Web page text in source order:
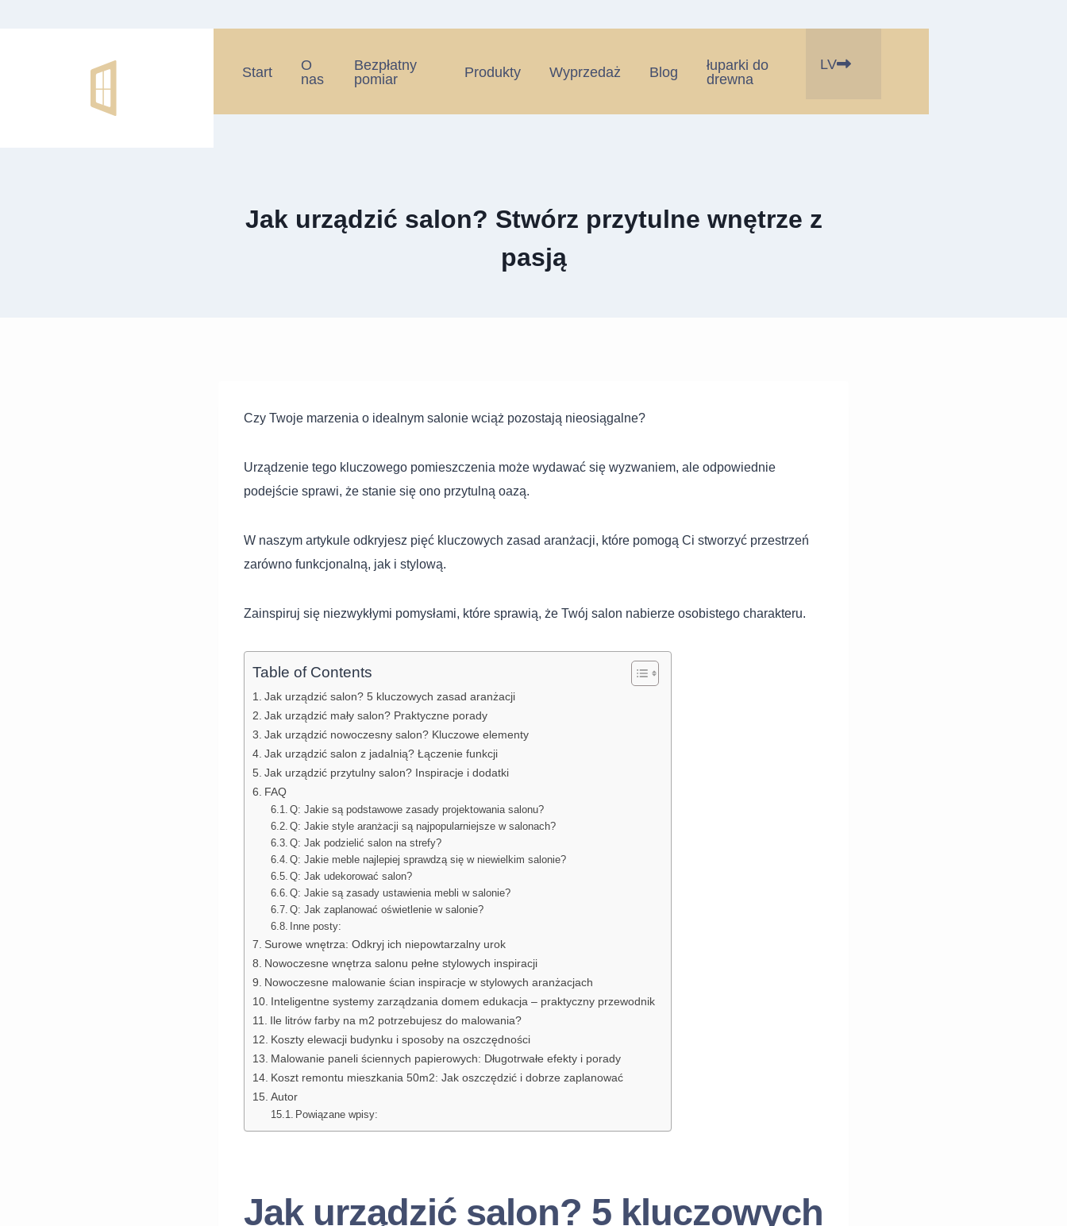
Start
O
nas
Bezpłatny
pomiar
Produkty Wyprzedaż Blog
łuparki do
drewna
LV
Jak urządzić salon? Stwórz przytulne wnętrze z
pasją
Czy Twoje marzenia o idealnym salonie wciąż pozostają nieosiągalne?
Urządzenie tego kluczowego pomieszczenia może wydawać się wyzwaniem, ale odpowiednie
podejście sprawi, że stanie się ono przytulną oazą.
W naszym artykule odkryjesz pięć kluczowych zasad aranżacji, które pomogą Ci stworzyć przestrzeń
zarówno funkcjonalną, jak i stylową.
Zainspiruj się niezwykłymi pomysłami, które sprawią, że Twój salon nabierze osobistego charakteru.
Table of Contents
Jak urządzić salon? 5 kluczowych zasad aranżacji
Jak urządzić mały salon? Praktyczne porady
Jak urządzić nowoczesny salon? Kluczowe elementy
Jak urządzić salon z jadalnią? Łączenie funkcji
Jak urządzić przytulny salon? Inspiracje i dodatki
FAQ
Q: Jakie są podstawowe zasady projektowania salonu?
Q: Jakie style aranżacji są najpopularniejsze w salonach?
Q: Jak podzielić salon na strefy?
Q: Jakie meble najlepiej sprawdzą się w niewielkim salonie?
Q: Jak udekorować salon?
Q: Jakie są zasady ustawienia mebli w salonie?
Q: Jak zaplanować oświetlenie w salonie?
Inne posty:
Surowe wnętrza: Odkryj ich niepowtarzalny urok
Nowoczesne wnętrza salonu pełne stylowych inspiracji
Nowoczesne malowanie ścian inspiracje w stylowych aranżacjach
Inteligentne systemy zarządzania domem edukacja – praktyczny przewodnik
Ile litrów farby na m2 potrzebujesz do malowania?
Koszty elewacji budynku i sposoby na oszczędności
Malowanie paneli ściennych papierowych: Długotrwałe efekty i porady
Koszt remontu mieszkania 50m2: Jak oszczędzić i dobrze zaplanować
Autor
Powiązane wpisy:
Jak urządzić salon? 5 kluczowych